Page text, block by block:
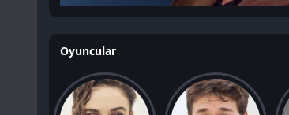
Oyuncular